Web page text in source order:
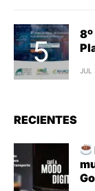
JUL
RECIENTES